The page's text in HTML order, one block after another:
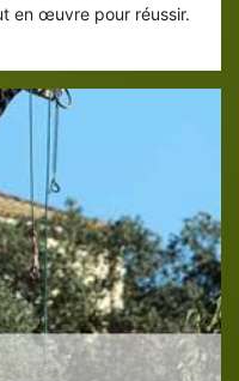
en œuvre pour réussir.